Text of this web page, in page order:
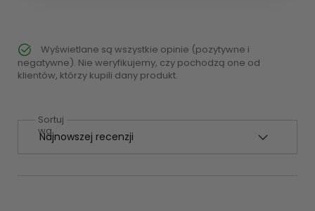
Wyświetlane są wszystkie opinie (pozytywne i
negatywne). Nie weryfikujemy, czy pochodzą one od
klientów, którzy kupili dany produkt.
Sortuj
wg